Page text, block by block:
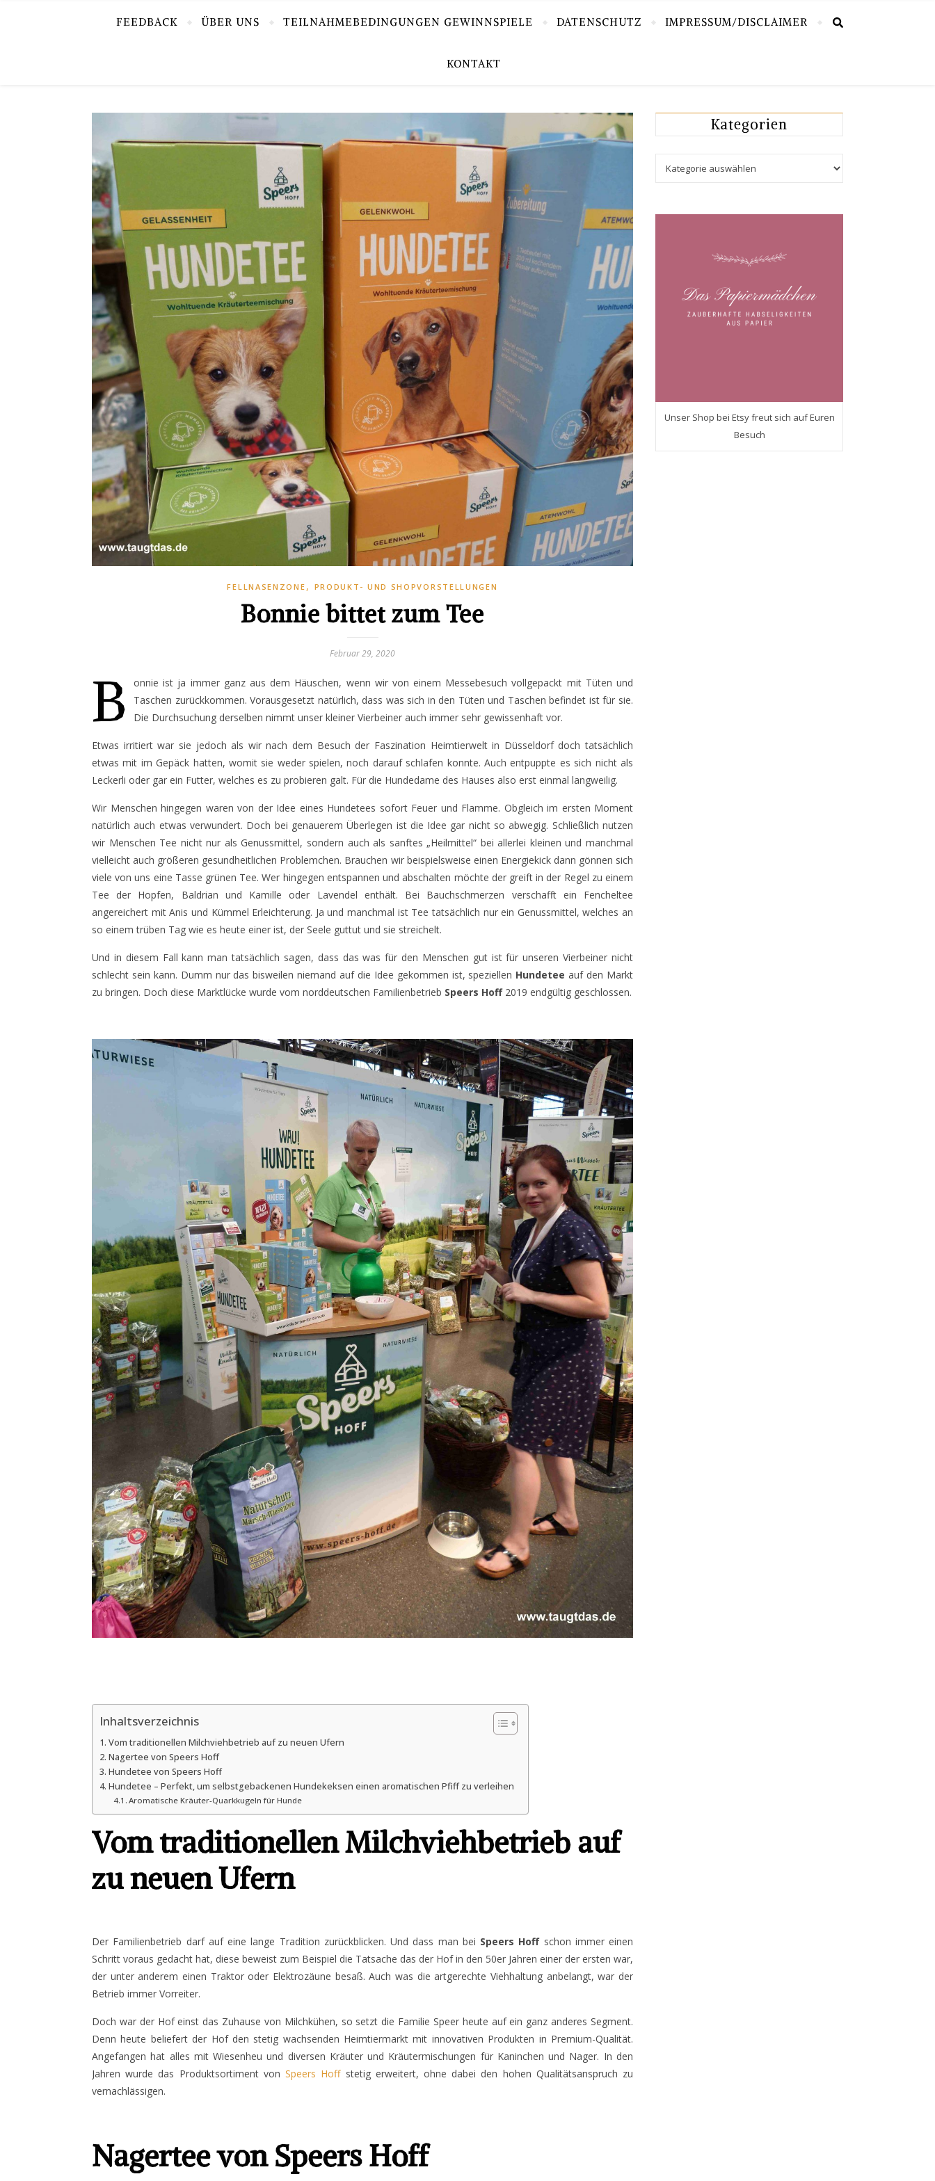
FEEDBACK ÜBER UNS TEILNAHMEBEDINGUNGEN GEWINNSPIELE DATENSCHUTZ IMPRESSUM/DISCLAIMER
KONTAKT
FELLNASENZONE , PRODUKT- UND SHOPVORSTELLUNGEN
Bonnie bittet zum Tee
Februar 29, 2020
B
onnie ist ja immer ganz aus dem Häuschen, wenn wir von einem Messebesuch vollgepackt mit Tüten und
Taschen zurückkommen. Vorausgesetzt natürlich, dass was sich in den Tüten und Taschen befindet ist für sie.
Die Durchsuchung derselben nimmt unser kleiner Vierbeiner auch immer sehr gewissenhaft vor.
Etwas irritiert war sie jedoch als wir nach dem Besuch der Faszination Heimtierwelt in Düsseldorf doch tatsächlich
etwas mit im Gepäck hatten, womit sie weder spielen, noch darauf schlafen konnte. Auch entpuppte es sich nicht als
Leckerli oder gar ein Futter, welches es zu probieren galt. Für die Hundedame des Hauses also erst einmal langweilig.
Wir Menschen hingegen waren von der Idee eines Hundetees sofort Feuer und Flamme. Obgleich im ersten Moment
natürlich auch etwas verwundert. Doch bei genauerem Überlegen ist die Idee gar nicht so abwegig. Schließlich nutzen
wir Menschen Tee nicht nur als Genussmittel, sondern auch als sanftes „Heilmittel“ bei allerlei kleinen und manchmal
vielleicht auch größeren gesundheitlichen Problemchen. Brauchen wir beispielsweise einen Energiekick dann gönnen sich
viele von uns eine Tasse grünen Tee. Wer hingegen entspannen und abschalten möchte der greift in der Regel zu einem
Tee der Hopfen, Baldrian und Kamille oder Lavendel enthält. Bei Bauchschmerzen verschafft ein Fencheltee
angereichert mit Anis und Kümmel Erleichterung. Ja und manchmal ist Tee tatsächlich nur ein Genussmittel, welches an
so einem trüben Tag wie es heute einer ist, der Seele guttut und sie streichelt.
Und in diesem Fall kann man tatsächlich sagen, dass das was für den Menschen gut ist für unseren Vierbeiner nicht
schlecht sein kann. Dumm nur das bisweilen niemand auf die Idee gekommen ist, speziellen Hundetee auf den Markt
zu bringen. Doch diese Marktlücke wurde vom norddeutschen Familienbetrieb Speers Hoff2019 endgültig geschlossen.
Inhaltsverzeichnis
Vom traditionellen Milchviehbetrieb auf zu neuen Ufern
Nagertee von Speers Hoff
Hundetee von Speers Hoff
Hundetee – Perfekt, um selbstgebackenen Hundekeksen einen aromatischen Pfiff zu verleihen
Aromatische Kräuter-Quarkkugeln für Hunde
Vom traditionellen Milchviehbetrieb auf
zu neuen Ufern
Der Familienbetrieb darf auf eine lange Tradition zurückblicken. Und dass man bei Speers Hoffschon immer einen
Schritt voraus gedacht hat, diese beweist zum Beispiel die Tatsache das der Hof in den 50er Jahren einer der ersten war,
der unter anderem einen Traktor oder Elektrozäune besaß. Auch was die artgerechte Viehhaltung anbelangt, war der
Betrieb immer Vorreiter.
Doch war der Hof einst das Zuhause von Milchkühen, so setzt die Familie Speer heute auf ein ganz anderes Segment.
Denn heute beliefert der Hof den stetig wachsenden Heimtiermarkt mit innovativen Produkten in Premium-Qualität.
Angefangen hat alles mit Wiesenheu und diversen Kräuter und Kräutermischungen für Kaninchen und Nager. In den
Jahren wurde das Produktsortiment vonSpeers Hoffstetig erweitert, ohne dabei den hohen Qualitätsanspruch zu
vernachlässigen.
Nagertee von Speers Hoff
Kategorien
Unser Shop bei Etsy freut sich auf Euren
Besuch